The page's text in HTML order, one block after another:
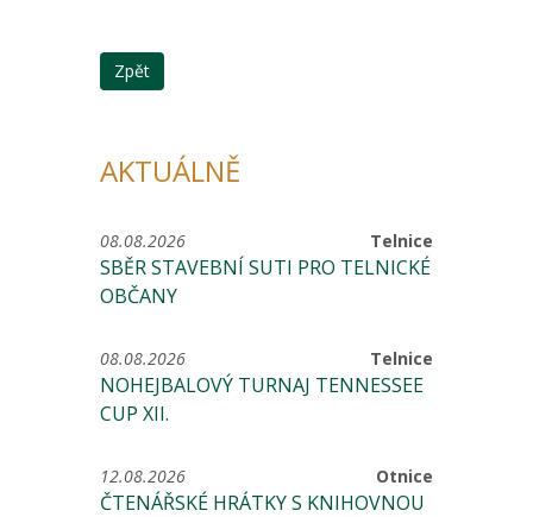
Zpět
AKTUÁLNĚ
Telnice
08.08.2026
SBĚR STAVEBNÍ SUTI PRO TELNICKÉ
OBČANY
Telnice
08.08.2026
NOHEJBALOVÝ TURNAJ TENNESSEE
CUP XII.
Otnice
12.08.2026
ČTENÁŘSKÉ HRÁTKY S KNIHOVNOU